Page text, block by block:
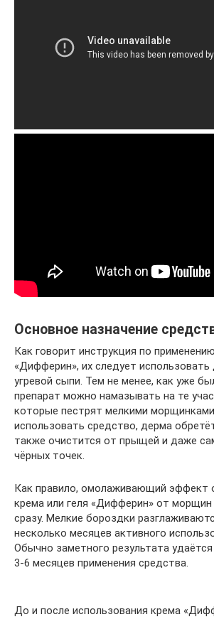
Основное назначение
Как говорит инструкция по
«Дифферин», их следует использовать
угревой сыпи. Тем не менее, как уже
препарат можно намазывать на те
которые пестрят мелкими
использовать средство, дерма
также очистится от прыщей и даже
чёрных точек.
Как правило, омолаживающий эффект
крема или геля «Дифферин» от морщин
сразу. Мелкие бороздки
несколько месяцев активного
Обычно заметного результата
3-6 месяцев применения средства.
До и после использования крема